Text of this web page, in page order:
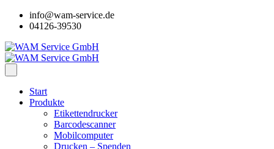
info@wam-service.de
04126-39530
Start
Produkte
Etikettendrucker
Barcodescanner
Mobilcomputer
Drucken – Spenden